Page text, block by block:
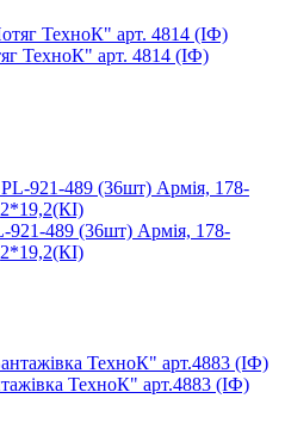
ТехноК" арт. 4814 (ІФ)
921-489 (36шт) Армія, 178-
ТехноК" арт.4883 (ІФ)